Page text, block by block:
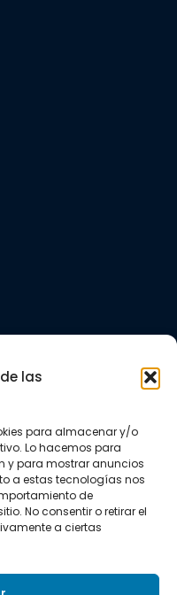
las
para almacenar y/o
Lo hacemos para
y para mostrar anuncios
a estas tecnologías nos
de
No consentir o retirar el
a ciertas